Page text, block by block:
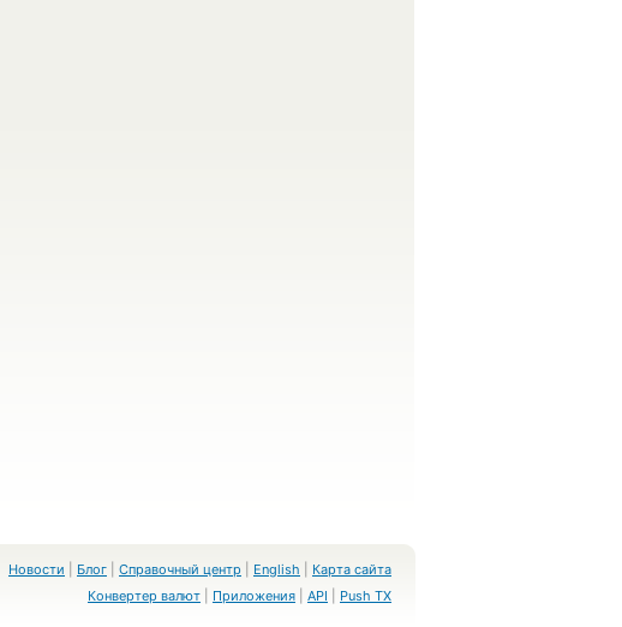
Новости Блог Справочный центр English
Карта сайта
Конвертер валют
Приложения API Push TX